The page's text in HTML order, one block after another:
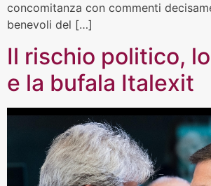
concomitanza con commenti
benevoli del […]
Il rischio politico,
e la bufala Italexit